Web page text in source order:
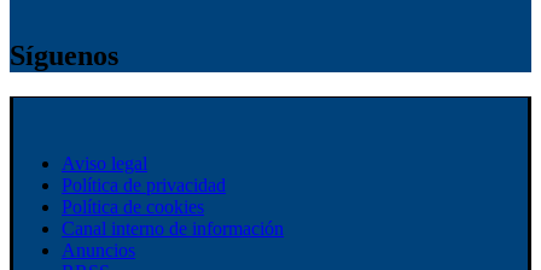
Síguenos
Aviso legal
Política de privacidad
Política de cookies
Canal interno de información
Anuncios